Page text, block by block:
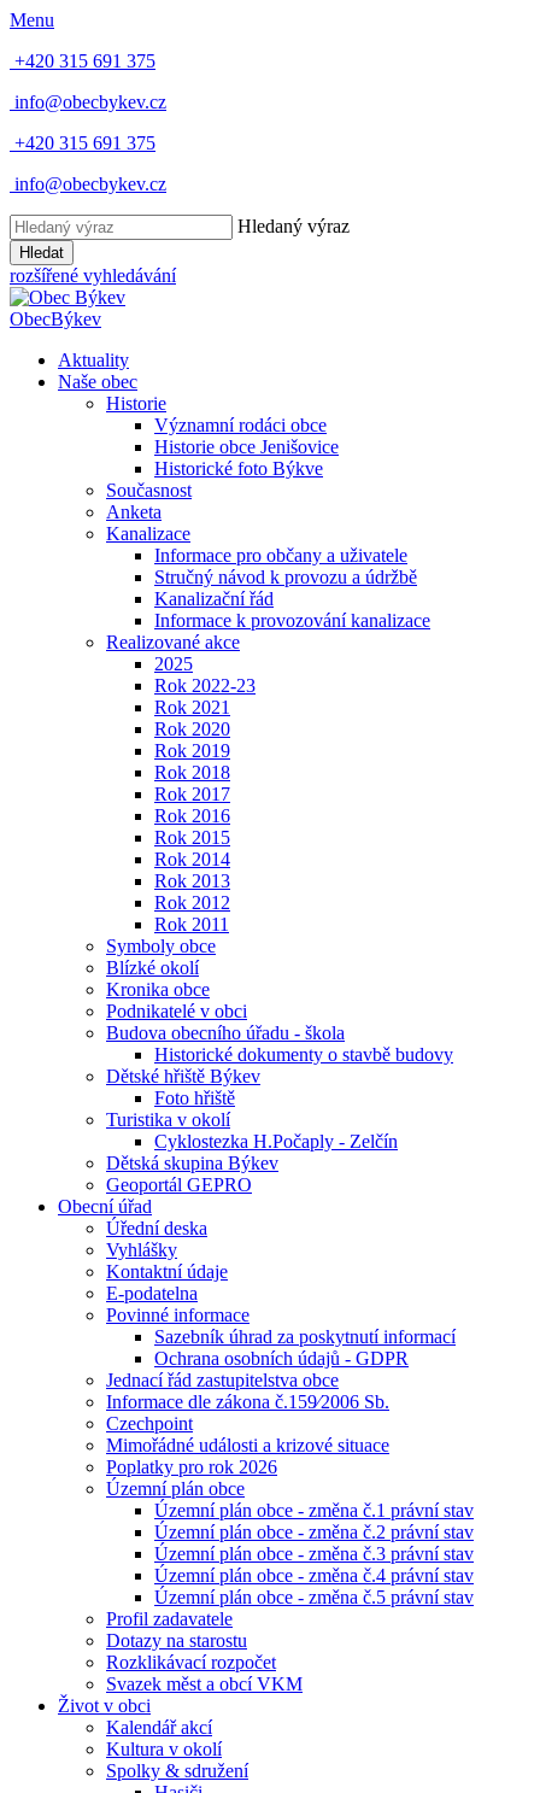
Menu
+420 315 691 375
info@obecbykev.cz
+420 315 691 375
info@obecbykev.cz
Hledaný výraz
Hledat
rozšířené vyhledávání
ObecBýkev
Aktuality
Naše obec
Historie
Významní rodáci obce
Historie obce Jenišovice
Historické foto Býkve
Současnost
Anketa
Kanalizace
Informace pro občany a uživatele
Stručný návod k provozu a údržbě
Kanalizační řád
Informace k provozování kanalizace
Realizované akce
2025
Rok 2022-23
Rok 2021
Rok 2020
Rok 2019
Rok 2018
Rok 2017
Rok 2016
Rok 2015
Rok 2014
Rok 2013
Rok 2012
Rok 2011
Symboly obce
Blízké okolí
Kronika obce
Podnikatelé v obci
Budova obecního úřadu - škola
Historické dokumenty o stavbě budovy
Dětské hřiště Býkev
Foto hřiště
Turistika v okolí
Cyklostezka H.Počaply - Zelčín
Dětská skupina Býkev
Geoportál GEPRO
Obecní úřad
Úřední deska
Vyhlášky
Kontaktní údaje
E-podatelna
Povinné informace
Sazebník úhrad za poskytnutí informací
Ochrana osobních údajů - GDPR
Jednací řád zastupitelstva obce
Informace dle zákona č.159⁄2006 Sb.
Czechpoint
Mimořádné události a krizové situace
Poplatky pro rok 2026
Územní plán obce
Územní plán obce - změna č.1 právní stav
Územní plán obce - změna č.2 právní stav
Územní plán obce - změna č.3 právní stav
Územní plán obce - změna č.4 právní stav
Územní plán obce - změna č.5 právní stav
Profil zadavatele
Dotazy na starostu
Rozklikávací rozpočet
Svazek měst a obcí VKM
Život v obci
Kalendář akcí
Kultura v okolí
Spolky & sdružení